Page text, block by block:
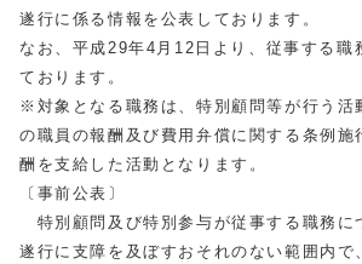
遂行に係る情報を公表しております。
なお、平成29年4月12日より、従事する職
ております。
※対象となる職務は、特別顧問等が行う活
の職員の報酬及び費用弁償に関する条例施
酬を支給した活動となります。
〔事前公表〕
特別顧問及び特別参与が従事する職務に
遂行に支障を及ぼすおそれのない範囲内で